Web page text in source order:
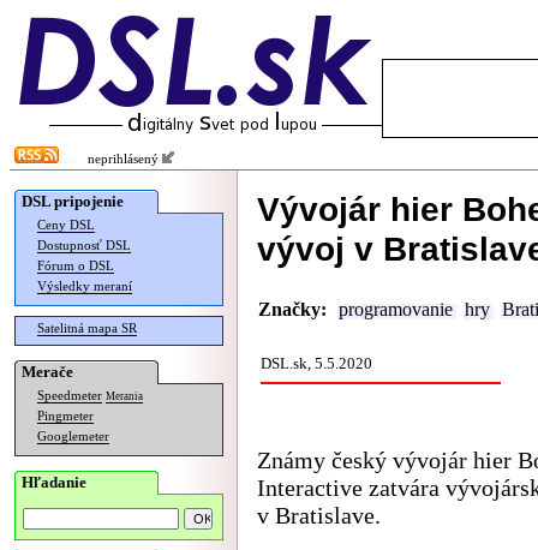
neprihlásený
DSL pripojenie
Ceny DSL
Dostupnosť DSL
Fórum o DSL
Výsledky meraní
Satelitná mapa SR
Merače
Speedmeter Merania
Pingmeter
Googlemeter
Hľadanie
Vývojár hier
vývoj v
Značky: programovanie hry
DSL.sk, 5.5.2020
Známy český vývojár hier
Interactive zatvára
v Bratislave.